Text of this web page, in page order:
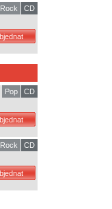
CD
Rock
CD
Pop
CD
Rock